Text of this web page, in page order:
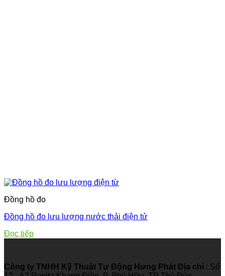
Đồng hồ đo
Đồng hồ đo lưu lượng nước thải điện tử
Đọc tiếp
Công ty TNHH Kỹ Thuật Tự Động Hưng Phát Địa chỉ : Số